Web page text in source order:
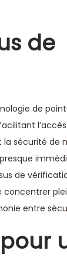
de
de
sécurité de
de
entre